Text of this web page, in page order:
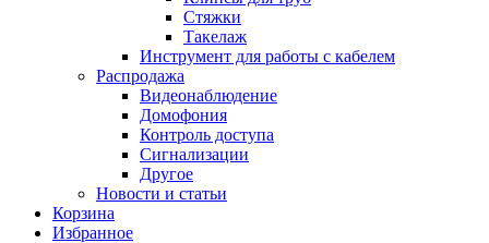
Стяжки
Такелаж
Инструмент для работы с кабелем
Распродажа
Видеонаблюдение
Домофония
Контроль доступа
Сигнализации
Другое
Новости и статьи
Корзина
Избранное